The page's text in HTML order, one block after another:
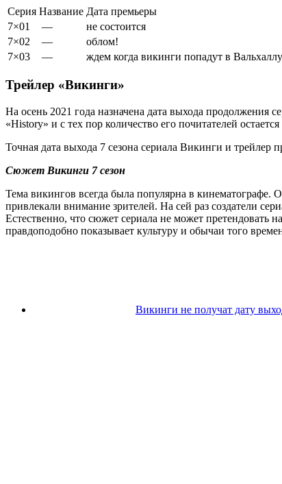
Серия Название Дата премьеры
7×01
—
не состоится
7×02
—
облом!
7×03
— ждем когда викинги попадут в Вальхаллу
Трейлер «Викинги»
На осень 2021 года назначена дата выхода продолжения
«History» и с тех пор количество его почитателей
Точная дата выхода 7 сезона сериала Викинги и трейлер
Сюжет Викинги 7 сезон
Тема викингов всегда была популярна в кинематографе.
привлекали внимание зрителей. На сей раз создатели
Естественно, что сюжет сериала не может претендовать
правдоподобно показывает культуру и обычаи того
Викинги не получат дату